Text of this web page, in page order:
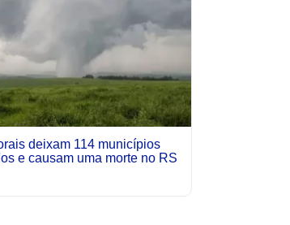
deixam 114 municípios
e causam uma morte no RS